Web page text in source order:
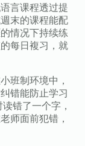
言课程透过提
末的课程能配
情况下持续练
每日複习，就
班制环境中，
错能防止学习
读错了一个字，
师面前犯错，